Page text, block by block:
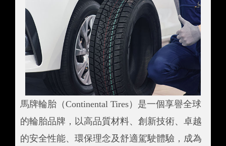
馬牌輪胎（Continental Tires）是一個享譽全球
的輪胎品牌，以高品質材料、創新技術、卓越
的安全性能、環保理念及舒適駕駛體驗，成為